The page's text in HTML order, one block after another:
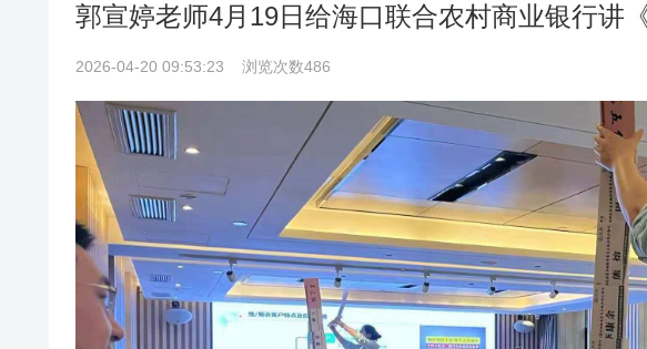
并提升了网点营销人员95%的促单率，也为银行提供了年均200余次的《大堂经理
巧》、《新员工服务规范与职业素养》等课程，持续为行内输出职业化大堂经理、
郭宣婷老师4月19日给海口联合农村商业银行讲
2026-04-20 09:53:23 浏览次数486